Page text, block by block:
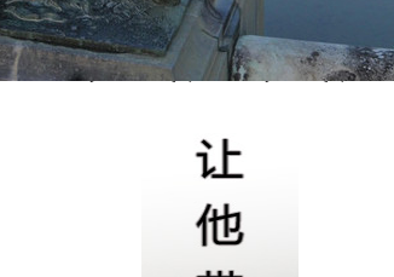
凤凰新媒体 版权所有
Copyright © 2011 Phoenix New Media Limited All Rights
"note":"{#note#}",